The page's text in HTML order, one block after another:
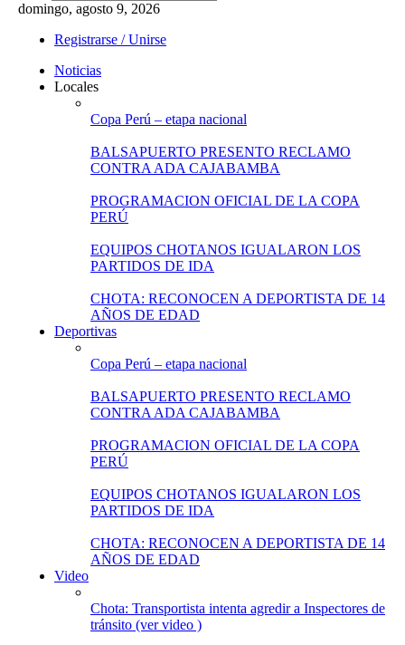
domingo, agosto 9, 2026
Registrarse / Unirse
Noticias
Locales
Copa Perú – etapa nacional
BALSAPUERTO PRESENTO RECLAMO
CONTRA ADA CAJABAMBA
PROGRAMACION OFICIAL DE LA COPA
PERÚ
EQUIPOS CHOTANOS IGUALARON LOS
PARTIDOS DE IDA
CHOTA: RECONOCEN A DEPORTISTA DE 14
AÑOS DE EDAD
Deportivas
Copa Perú – etapa nacional
BALSAPUERTO PRESENTO RECLAMO
CONTRA ADA CAJABAMBA
PROGRAMACION OFICIAL DE LA COPA
PERÚ
EQUIPOS CHOTANOS IGUALARON LOS
PARTIDOS DE IDA
CHOTA: RECONOCEN A DEPORTISTA DE 14
AÑOS DE EDAD
Video
Chota: Transportista intenta agredir a Inspectores de
tránsito (ver video )